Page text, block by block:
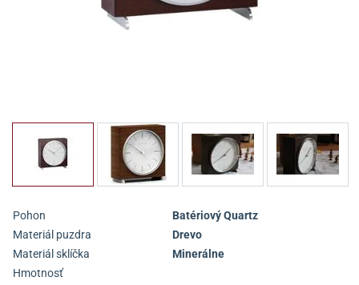
Pohon
Batériový Quartz
Materiál puzdra
Drevo
Materiál sklíčka
Minerálne
Hmotnosť